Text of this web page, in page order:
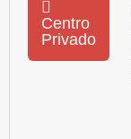
Centro
Privado